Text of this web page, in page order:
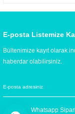
E-posta Listemize
Bültenimize kayıt olarak
haberdar olabilirsiniz.
Whatsapp